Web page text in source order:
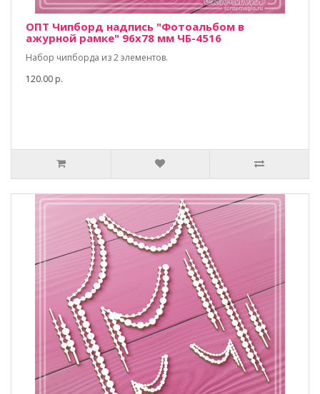
ОПТ Чипборд надпись "Фотоальбом в
ажурной рамке" 96х78 мм ЧБ-4516
Набор чипборда из 2 элементов.
120.00 р.